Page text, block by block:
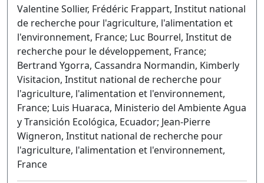
Valentine Sollier, Frédéric Frappart, Institut national
de recherche pour l'agriculture, l'alimentation et
l'environnement, France; Luc Bourrel, Institut de
recherche pour le développement, France;
Bertrand Ygorra, Cassandra Normandin, Kimberly
Visitacion, Institut national de recherche pour
l'agriculture, l'alimentation et l'environnement,
France; Luis Huaraca, Ministerio del Ambiente Agua
y Transición Ecológica, Ecuador; Jean-Pierre
Wigneron, Institut national de recherche pour
l'agriculture, l'alimentation et l'environnement,
France